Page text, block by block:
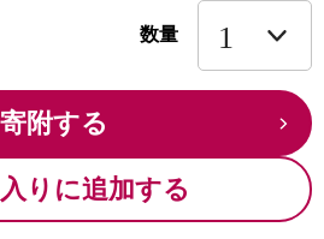
数量
寄附する
りに追加する